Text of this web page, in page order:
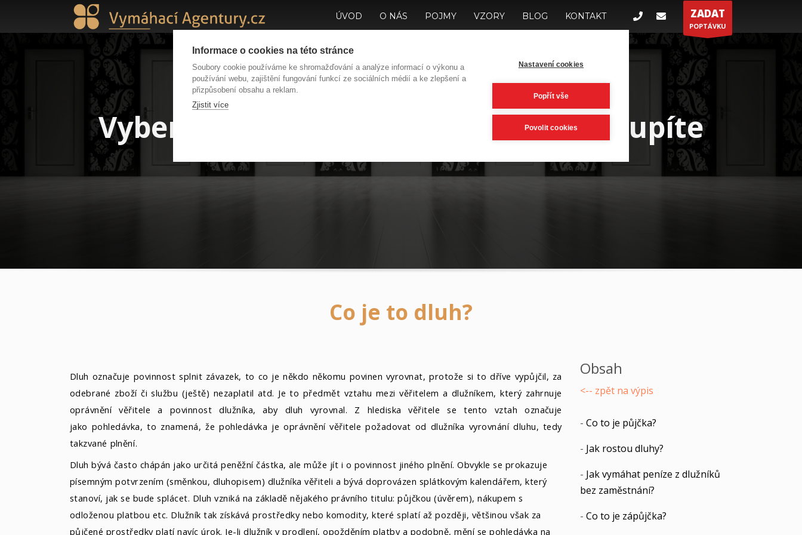
ÚVOD O NÁS POJMY VZORY BLOG KONTAKT ZADAT
POPTÁVKU
Vybereme za Vás do jakých dveří vstoupíte
Co je to dluh?
Dluh označuje povinnost splnit závazek, to co je někdo někomu povinen vyrovnat, protože si to dříve vypůjčil, za
odebrané zboží či službu (ještě) nezaplatil atd. Je to předmět vztahu mezivěřitelem a dlužníkem, který zahrnuje
oprávnění věřitele a povinnost dlužníka, aby dluh vyrovnal. Z hlediska věřitele se tento vztah označuje
jako pohledávka, to znamená, že pohledávka je oprávnění věřitele požadovat od dlužníka vyrovnání dluhu, tedy
takzvané plnění.
Dluh bývá často chápán jako určitá peněžní částka, ale může jít i o povinnost jiného plnění. Obvykle se prokazuje
písemným potvrzením (směnkou, dluhopisem) dlužníka věřiteli a bývá doprovázen splátkovým kalendářem, který
stanoví, jak se bude splácet. Dluh vzniká na základě nějakého právního titulu: půjčkou (úvěrem), nákupem s
odloženou platbou etc. Dlužník tak získává prostředky nebo komodity, které splatí až později, většinou však za
půjčené prostředky platí navícúrok. Je-li dlužník v prodlení, opožděním platby a podobně, mění se pohledávka na
Obsah
<-- zpět na výpis
- Co to je půjčka?
- Jak rostou dluhy?
- Jak vymáhat peníze z dlužníků
bez zaměstnání?
- Co to je zápůjčka?
Informace o cookies na této stránce
Soubory cookie používáme ke shromažďování a analýze informací o výkonu a
používání webu, zajištění fungování funkcí ze sociálních médií a ke zlepšení a
přizpůsobení obsahu a reklam.
Zjistit více
Nastavení cookies
Popřít vše
Povolit cookies